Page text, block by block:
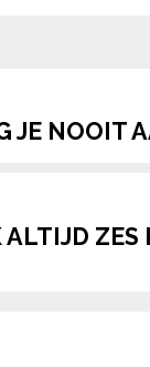
JE NOOIT
ZES